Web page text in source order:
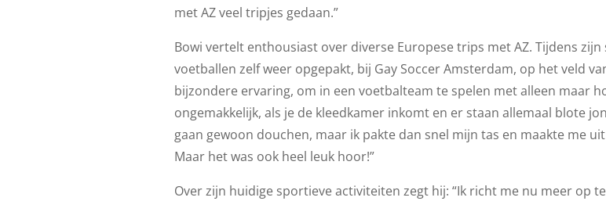
met AZ veel tripjes gedaan.”
Bowi vertelt enthousiast over diverse Europese trips met AZ. Tijdens
voetballen zelf weer opgepakt, bij Gay Soccer Amsterdam, op het veld
bijzondere ervaring, om in een voetbalteam te spelen met alleen maar
ongemakkelijk, als je de kleedkamer inkomt en er staan allemaal blote
gaan gewoon douchen, maar ik pakte dan snel mijn tas en maakte me
Maar het was ook heel leuk hoor!”
Over zijn huidige sportieve activiteiten zegt hij: “Ik richt me nu meer op